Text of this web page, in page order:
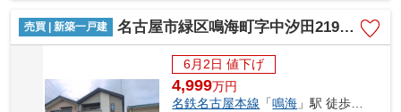
売買 | 新築一戸建 名古屋市緑区鳴海町字中汐田219-4【仲介手数料無料】新築一戸建て 1号棟
6月2日 値下げ
4,999万円
名鉄名古屋本線 「鳴海 」駅 徒歩12分